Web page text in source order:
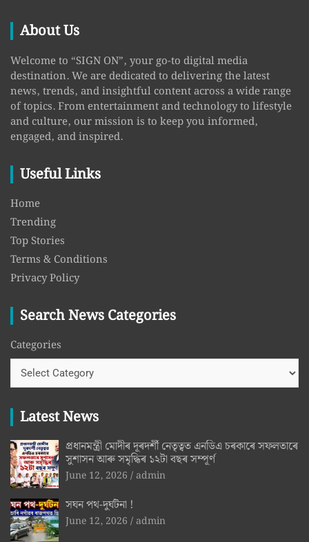
About Us
Welcome to “SIGN ON”, your go-to digital media
destination. We are dedicated to delivering the latest
news, trends, and insightful content across a wide range
of topics. From entertainment and technology to lifestyle
and culture, our mission is to keep you informed,
engaged, and inspired.
Useful Links
Home
Trending
Top Stories
Terms & Conditions
Privacy Policy
Search News Categories
Categories
Latest News
প্রধানমন্ত্রী মোদীৰ দূৰদৰ্শী নেতৃত্বত এনডিএ চৰকাৰে সফলতাৰে
সুশাসন আৰু সমৃদ্ধিৰ ১২টা বছৰ সম্পূৰ্ণ
June 12, 2026 admin
সঘন পথ-দুৰ্ঘটনা !
June 12, 2026 admin